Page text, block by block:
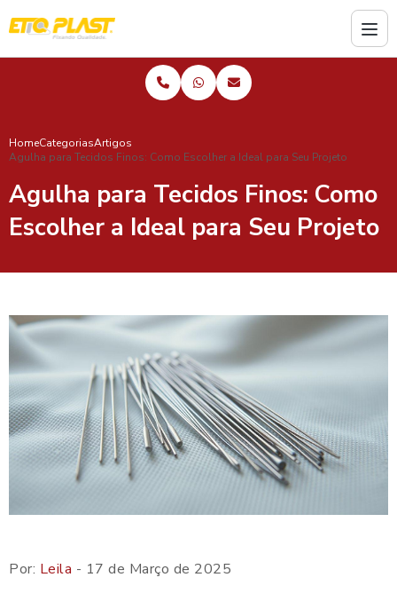
HomeCategoriasArtigos
Agulha para Tecidos Finos: Como Escolher a Ideal para Seu Projeto
Agulha para Tecidos Finos: Como
Escolher a Ideal para Seu Projeto
Por: Leila - 17 de Março de 2025